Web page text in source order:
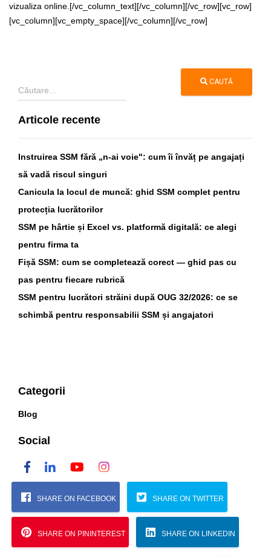
vizualiza online.[/vc_column_text][/vc_column][/vc_row][vc_row]
[vc_column][vc_empty_space][/vc_column][/vc_row]
CAUTĂ
Articole recente
Instruirea SSM fără „n-ai voie": cum îi învăț pe angajați
să vadă riscul singuri
Canicula la locul de muncă: ghid SSM complet pentru
protecția lucrătorilor
SSM pe hârtie și Excel vs. platformă digitală: ce alegi
pentru firma ta
Fișă SSM: cum se completează corect — ghid pas cu
pas pentru fiecare rubrică
SSM pentru lucrători străini după OUG 32/2026: ce se
schimbă pentru responsabilii SSM și angajatori
Categorii
Blog
Social
SHARE ON FACEBOOK SHARE ON TWITTER
SHARE ON PININTEREST SHARE ON LINKEDIN